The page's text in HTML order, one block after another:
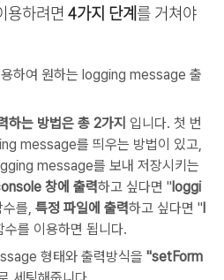
하려면 4가지 단계를 거쳐야
하여 원하는 logging message 출
는 방법은 총 2가지 입니다. 첫 번
message를 띄우는 방법이 있고,
message를 보내 저장시키는
창에 출력하고 싶다면 "loggi
를, 특정 파일에 출력하고 싶다면 "l
수를 이용하면 됩니다.
형태와 출력방식을 "setForm